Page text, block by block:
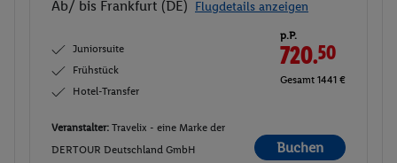
Ab/ bis Frankfurt (DE) Flugdetails anzeigen
Juniorsuite
Frühstück
Hotel-Transfer
p.P.
720.50
Gesamt 1441 €
Veranstalter: Travelix - eine Marke der
DERTOUR Deutschland GmbH
Buchen